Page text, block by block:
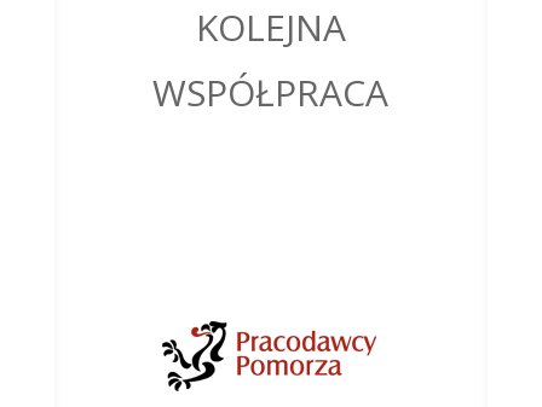
KOLEJNA
WSPÓŁPRACA